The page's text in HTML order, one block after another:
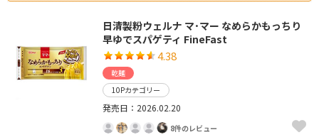
日清製粉ウェルナ マ･マー なめらかもっちり
早ゆでスパゲティ FineFast
4.38
乾麺
10Pカテゴリー
発売日：2026.02.20
8件のレビュー